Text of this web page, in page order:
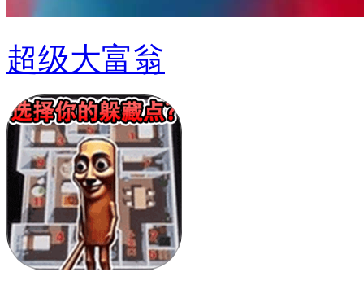
超级大富翁